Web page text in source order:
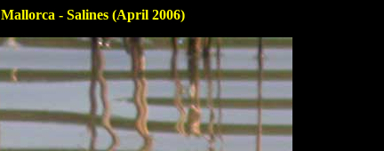
Mallorca - Salines (April 2006)